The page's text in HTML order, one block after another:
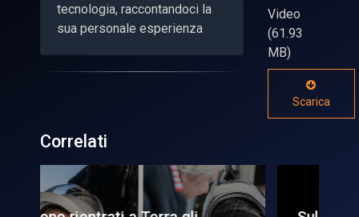
tecnologia, raccontandoci la
sua personale esperienza
Video
(61.93
MB)
Scarica
Correlati